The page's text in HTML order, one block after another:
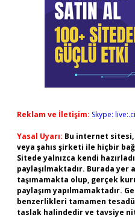
Reklam ve İletişim: Skype:
Yasal Uyarı: Bu internet
veya şahıs şirketi ile hiçbir
Sitede yalnızca kendi
paylaşılmaktadır. Burada
taşımamakta olup, gerçek
paylaşım yapılmamaktadır.
benzerlikleri tamamen
taslak halindedir ve tavsiye